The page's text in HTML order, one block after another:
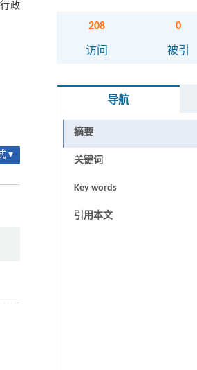
政
▾
208
访问
0
被引
导航
摘要
关键词
Key words
引用本文